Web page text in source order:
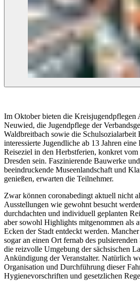
Im Oktober bieten die Kreisjugendpflegen
Neuwied, die Jugendpflege der
Waldbreitbach sowie die Schulsozialarbeit
interessierte Jugendliche ab 13 Jahren
Reiseziel in den Herbstferien, konkret
Dresden sein. Faszinierende Bauwerke
beeindruckende Museenlandschaft und
genießen, erwarten die Teilnehmer.
Zwar können coronabedingt aktuell nicht
Ausstellungen wie gewohnt besucht
durchdachten und individuell geplanten
aber sowohl Highlights mitgenommen als
Ecken der Stadt entdeckt werden.
sogar an einen Ort fernab des
die reizvolle Umgebung der sächsischen
Ankündigung der Veranstalter. Natürlich
Organisation und Durchführung dieser
Hygienevorschriften und gesetzlichen